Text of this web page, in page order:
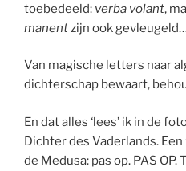
toebedeeld: verba volant,
manentzijn ook
Van magische letters naar
dichterschap bewaart,
En dat alles ‘lees’ ik in de
Dichter des Vaderlands. Een
de Medusa: pas op. PAS